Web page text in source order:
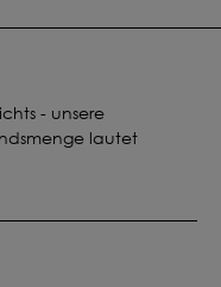
- unsere
lautet